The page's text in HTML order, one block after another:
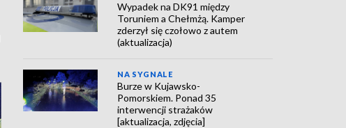
Wypadek na DK91 między
Toruniem a Chełmżą. Kamper
zderzył się czołowo z autem
(aktualizacja)
NA SYGNALE
Burze w Kujawsko-
Pomorskiem. Ponad 35
interwencji strażaków
[aktualizacja, zdjęcia]